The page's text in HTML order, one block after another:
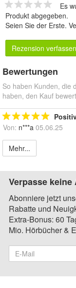
Es
Produkt abgegeben.
Seien Sie der Erste.
Rezension verfassen
Bewertungen
So haben Kunden, die
haben, den Kauf
Von: n***a 05.06.25
Mehr...
Verpasse
Abonniere jetzt
Rabatte und
Extra-Bonus: 60
Mio. Hörbücher &